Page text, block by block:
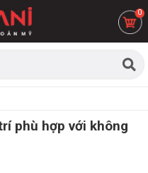
0
phù hợp với không